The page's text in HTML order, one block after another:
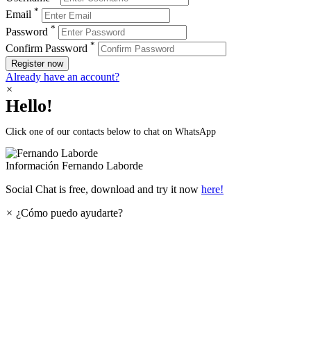
Email *
Password *
Confirm Password *
Register now
Already have an account?
×
Hello!
Click one of our contacts below to chat on WhatsApp
Información Fernando Laborde
Social Chat is free, download and try it now here!
× ¿Cómo puedo ayudarte?